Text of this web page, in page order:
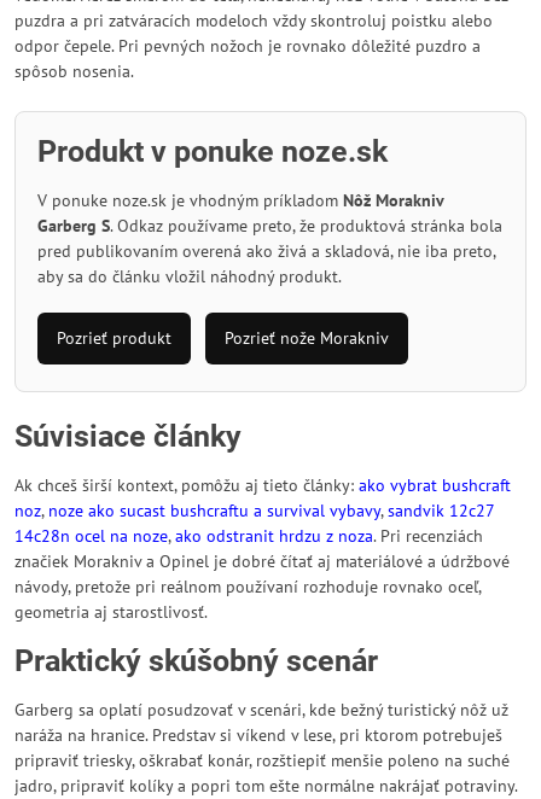
puzdra a pri zatváracích modeloch vždy skontroluj poistku alebo
odpor čepele. Pri pevných nožoch je rovnako dôležité puzdro a
spôsob nosenia.
Produkt v ponuke noze.sk
V ponuke noze.sk je vhodným príkladom Nôž Morakniv
Garberg S. Odkaz používame preto, že produktová stránka bola
pred publikovaním overená ako živá a skladová, nie iba preto,
aby sa do článku vložil náhodný produkt.
Pozrieť produkt Pozrieť nože Morakniv
Súvisiace články
Ak chceš širší kontext, pomôžu aj tieto články: ako vybrat bushcraft
noz, noze ako sucast bushcraftu a survival vybavy,sandvik 12c27
14c28n ocel na noze,ako odstranit hrdzu z noza. Pri recenziách
značiek Morakniv a Opinel je dobré čítať aj materiálové a údržbové
návody, pretože pri reálnom používaní rozhoduje rovnako oceľ,
geometria aj starostlivosť.
Praktický skúšobný scenár
Garberg sa oplatí posudzovať v scenári, kde bežný turistický nôž už
naráža na hranice. Predstav si víkend v lese, pri ktorom potrebuješ
pripraviť triesky, oškrabať konár, rozštiepiť menšie poleno na suché
jadro, pripraviť kolíky a popri tom ešte normálne nakrájať potraviny.